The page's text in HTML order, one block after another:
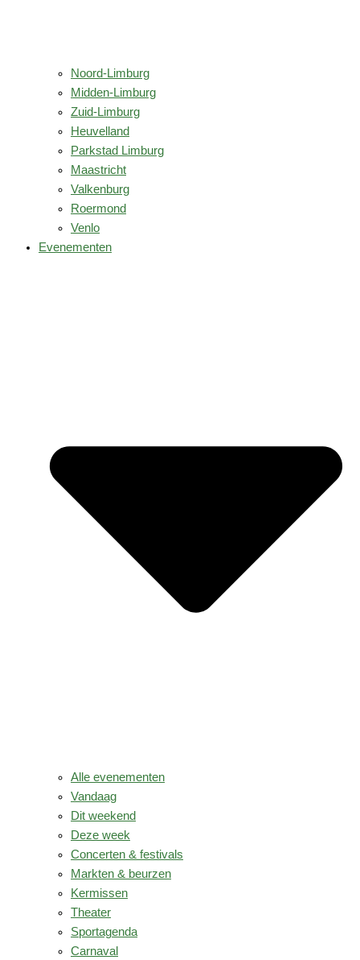
Noord-Limburg
Midden-Limburg
Zuid-Limburg
Heuvelland
Parkstad Limburg
Maastricht
Valkenburg
Roermond
Venlo
Evenementen
Alle evenementen
Vandaag
Dit weekend
Deze week
Concerten & festivals
Markten & beurzen
Kermissen
Theater
Sportagenda
Carnaval